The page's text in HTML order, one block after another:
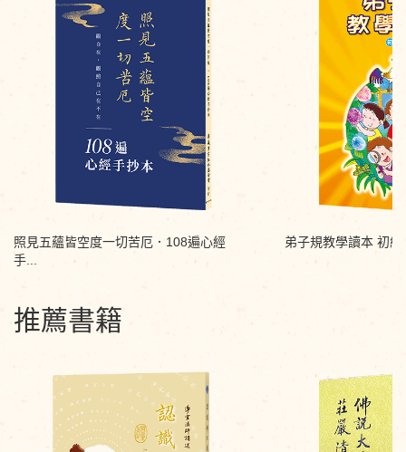
照見五蘊皆空度一切苦厄．108遍心經
手...
弟子規教學讀本 初
推薦書籍